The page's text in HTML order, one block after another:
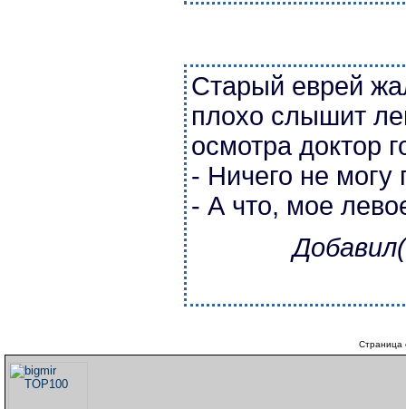
Старый еврей
плохо слышит
осмотра доктор
- Ничего не могу
- А что, мое
Страница